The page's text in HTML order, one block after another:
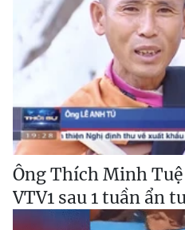
Ông Thích Minh
VTV1 sau 1 tuần ẩn